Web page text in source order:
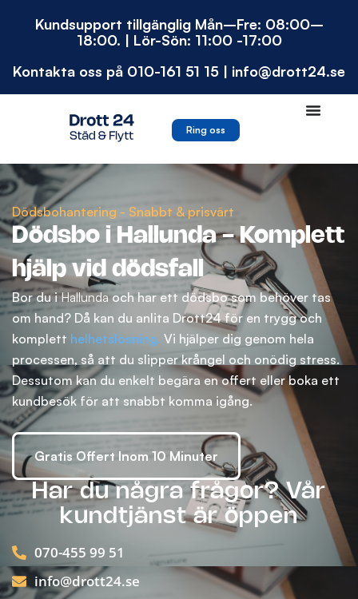
Kundsupport tillgänglig Mån–Fre: 08:00–
18:00. | Lör-Sön: 11:00 -17:00
Kontakta oss på 010-161 51 15 | info@drott24.se
Ring oss
Dödsbohantering - Snabbt & prisvärt
Dödsbo i Hallunda - Komplett
hjälp vid dödsfall
Bor du iHallundaoch har ett dödsbo som behöver tas
om hand? Då kan du anlita Drott24 för en trygg och
komplett helhetslösning. Vi hjälper dig genom hela
processen, så att du slipper krångel och onödig stress.
Dessutom kan du enkelt begära en offert eller boka ett
kundbesök för att snabbt komma igång.
Gratis Offert Inom 10 Minuter
Har du några frågor? Vår
kundtjänst är öppen
070-455 99 51
info@drott24.se